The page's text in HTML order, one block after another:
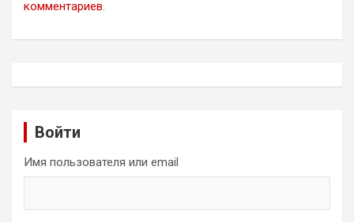
комментариев.
Войти
Имя пользователя или email